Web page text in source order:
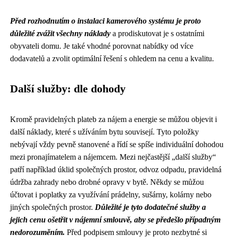
Před rozhodnutím o instalaci kamerového systému je proto
důležité zvážit všechny náklady a prodiskutovat je s ostatními
obyvateli domu. Je také vhodné porovnat nabídky od více
dodavatelů a zvolit optimální řešení s ohledem na cenu a kvalitu.
Další služby: dle dohody
Kromě pravidelných plateb za nájem a energie se můžou objevit i
další náklady, které s užíváním bytu souvisejí. Tyto položky
nebývají vždy pevně stanovené a řídí se spíše individuální dohodou
mezi pronajímatelem a nájemcem. Mezi nejčastější „další služby“
patří například úklid společných prostor, odvoz odpadu, pravidelná
údržba zahrady nebo drobné opravy v bytě. Někdy se můžou
účtovat i poplatky za využívání prádelny, sušárny, kolárny nebo
jiných společných prostor. Důležité je tyto dodatečné služby a
jejich cenu ošetřit v nájemní smlouvě, aby se předešlo případným
nedorozuměním. Před podpisem smlouvy je proto nezbytné si